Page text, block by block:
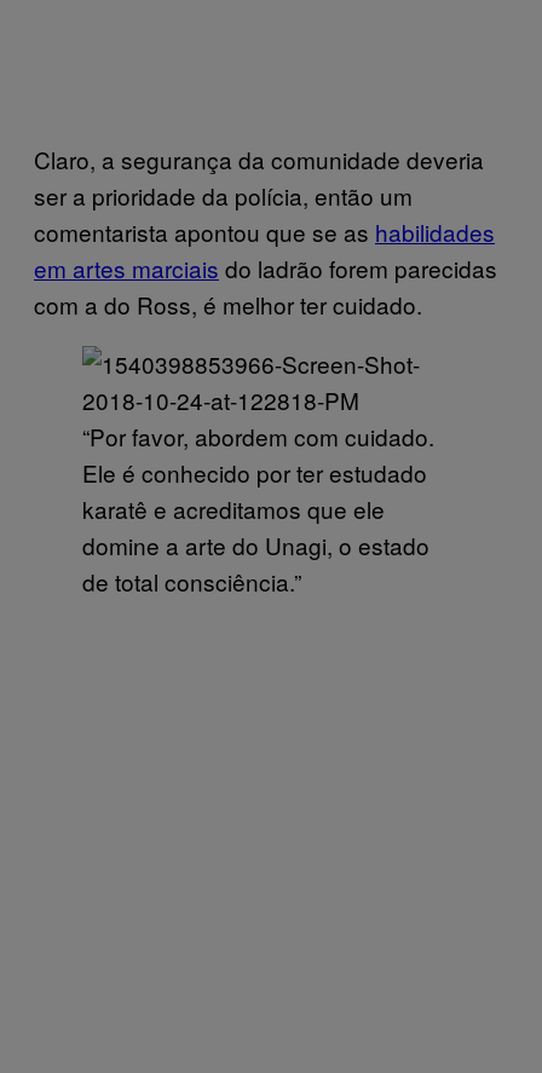
Claro, a segurança da comunidade deveria
ser a prioridade da polícia, então um
comentarista apontou que se as habilidades
em artes marciais do ladrão forem parecidas
com a do Ross, é melhor ter cuidado.
“Por favor, abordem com cuidado.
Ele é conhecido por ter estudado
karatê e acreditamos que ele
domine a arte do Unagi, o estado
de total consciência.”